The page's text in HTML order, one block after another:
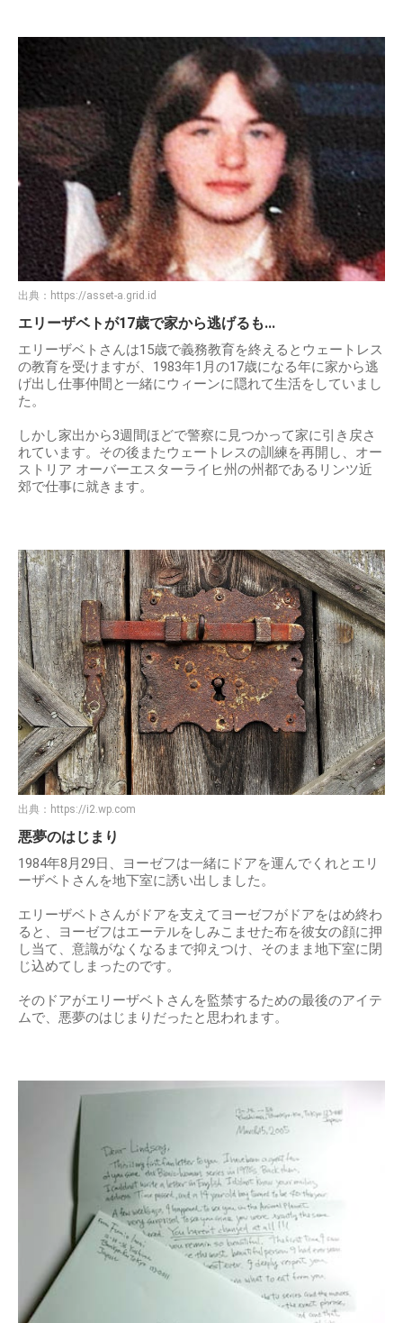
出典： https://asset-a.grid.id
エリーザベトが17歳で家から逃げるも...
エリーザベトさんは15歳で義務教育を終えるとウェートレス
の教育を受けますが、1983年1月の17歳になる年に家から逃
げ出し仕事仲間と一緒にウィーンに隠れて生活をしていまし
た。
しかし家出から3週間ほどで警察に見つかって家に引き戻さ
れています。その後またウェートレスの訓練を再開し、オー
ストリア オーバーエスターライヒ州の州都であるリンツ近
郊で仕事に就きます。
出典： https://i2.wp.com
悪夢のはじまり
1984年8月29日、ヨーゼフは一緒にドアを運んでくれとエリ
ーザベトさんを地下室に誘い出しました。
エリーザベトさんがドアを支えてヨーゼフがドアをはめ終わ
ると、ヨーゼフはエーテルをしみこませた布を彼女の顔に押
し当て、意識がなくなるまで抑えつけ、そのまま地下室に閉
じ込めてしまったのです。
そのドアがエリーザベトさんを監禁するための最後のアイテ
ムで、悪夢のはじまりだったと思われます。